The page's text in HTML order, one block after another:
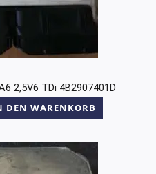
2,5V6 TDi 4B2907401D
DEN WARENKORB